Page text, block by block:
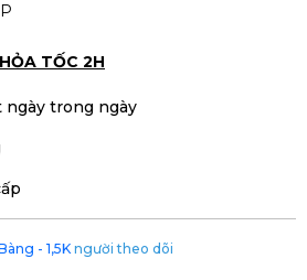
TỐC 2H
ngày trong ngày
- 1,5K người theo dõi